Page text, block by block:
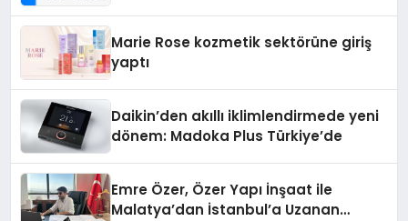
Marie Rose kozmetik sektörüne giriş
yaptı
Daikin’den akıllı iklimlendirmede yeni
dönem: Madoka Plus Türkiye’de
Emre Özer, Özer Yapı İnşaat ile
Malatya’dan İstanbul’a Uzanan